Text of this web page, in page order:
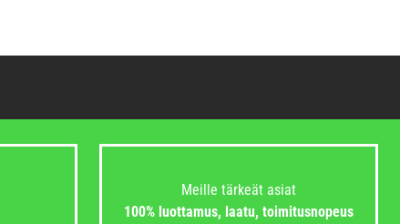
Meille tärkeät asiat
100% luottamus, laatu, toimitusnopeus